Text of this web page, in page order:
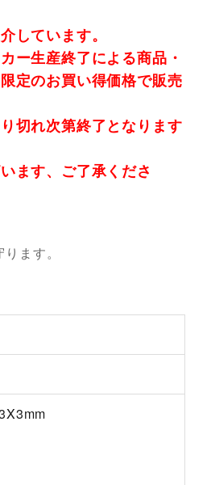
しています。
ー生産終了による商品・
定のお買い得価格で販売
切れ次第終了となります
ます、ご了承くださ
ます。